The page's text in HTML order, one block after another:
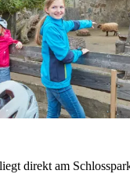
direkt am